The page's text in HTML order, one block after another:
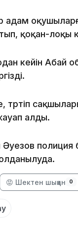
адам
қоқан-лоқы
кейін Абай
алды.
полиция
😡 Шектен шыққан 0